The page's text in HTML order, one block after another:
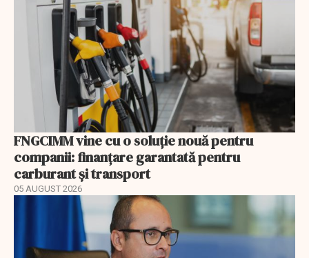
FNGCIMM vine cu o soluție nouă pentru
companii: finanțare garantată pentru
carburant și transport
05 AUGUST 2026